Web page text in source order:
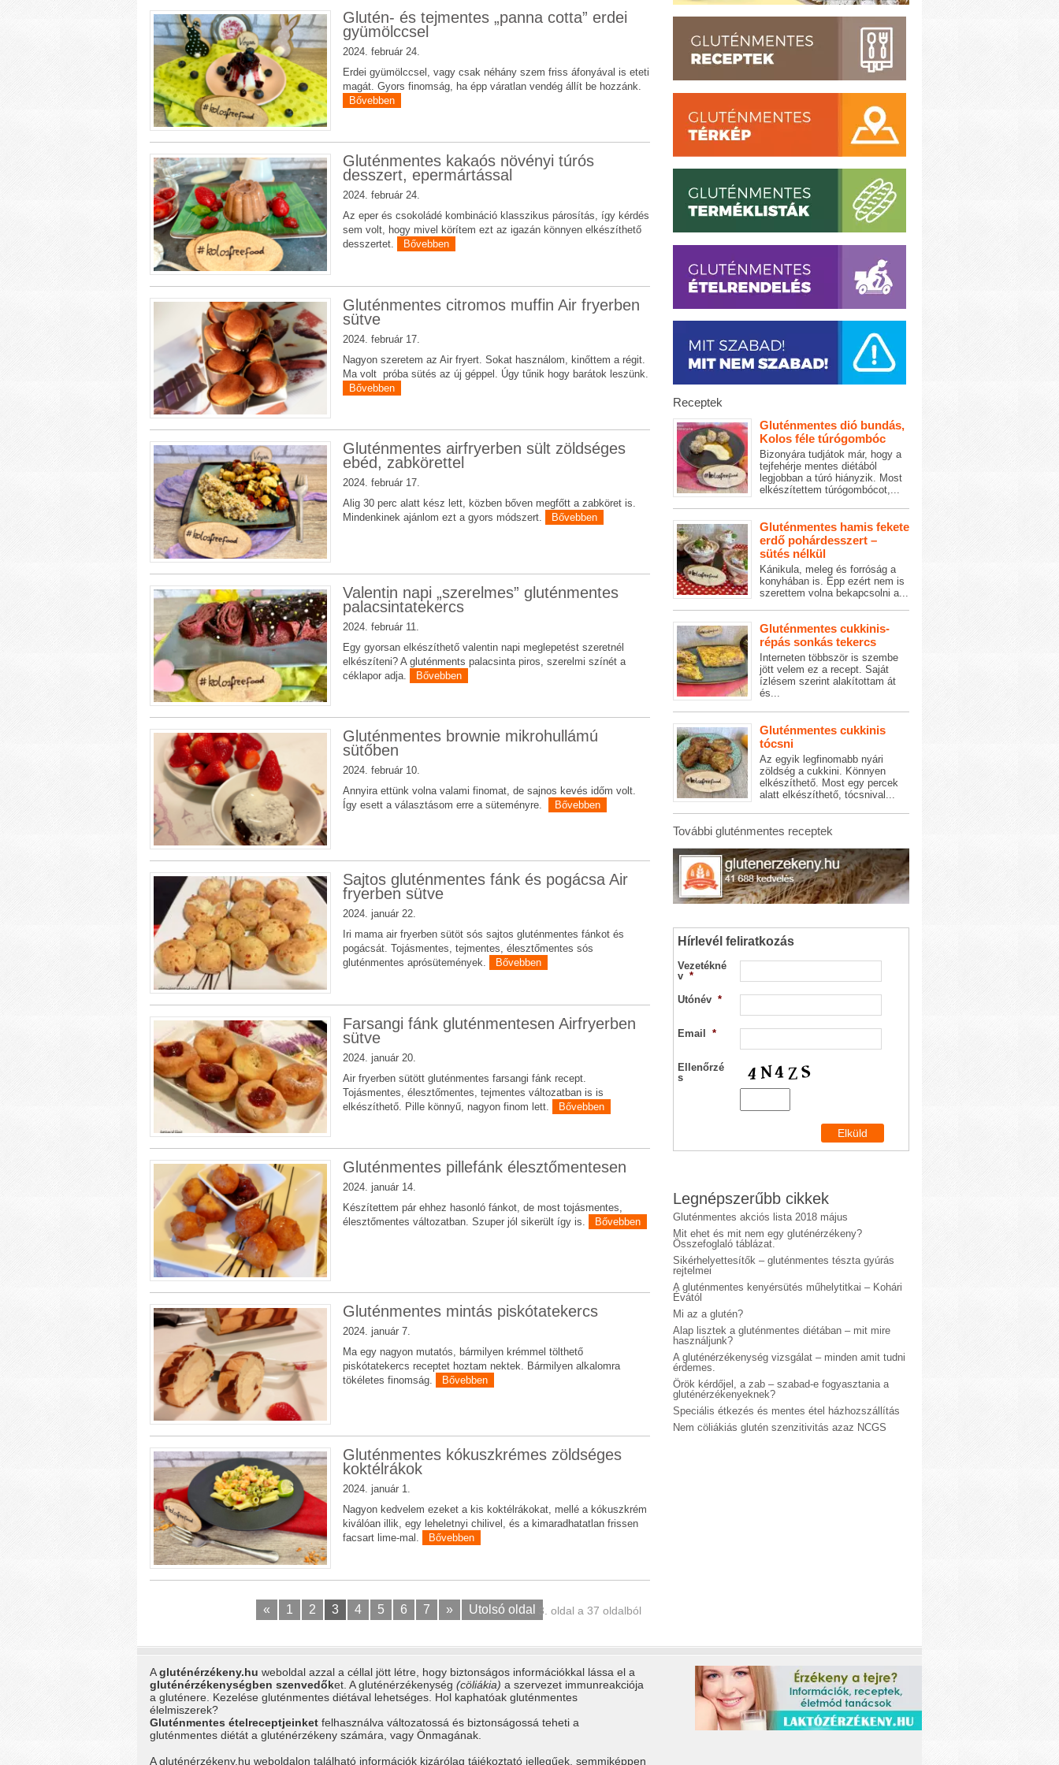
Glutén- és tejmentes „panna cotta” erdei
gyümölccsel
2024. február 24.
Erdei gyümölccsel, vagy csak néhány szem friss áfonyával is eteti
magát. Gyors finomság, ha épp váratlan vendég állít be hozzánk.
Bővebben
Gluténmentes kakaós növényi túrós
desszert, epermártással
2024. február 24.
Az eper és csokoládé kombináció klasszikus párosítás, így kérdés
sem volt, hogy mivel körítem ezt az igazán könnyen elkészíthető
desszertet.
Bővebben
Gluténmentes citromos muffin Air fryerben
sütve
2024. február 17.
Nagyon szeretem az Air fryert. Sokat használom, kinőttem a régit.
Ma volt próba sütés az új géppel. Úgy tűnik hogy barátok leszünk.
Bővebben
Gluténmentes airfryerben sült zöldséges
ebéd, zabkörettel
2024. február 17.
Alig 30 perc alatt kész lett, közben bőven megfőtt a zabköret is.
Mindenkinek ajánlom ezt a gyors módszert.
Bővebben
Valentin napi „szerelmes” gluténmentes
palacsintatekercs
2024. február 11.
Egy gyorsan elkészíthető valentin napi meglepetést szeretnél
elkészíteni? A gluténments palacsinta piros, szerelmi színét a
céklapor adja.
Bővebben
Gluténmentes brownie mikrohullámú
sütőben
2024. február 10.
Annyira ettünk volna valami finomat, de sajnos kevés időm volt.
Így esett a választásom erre a süteményre.
Bővebben
Sajtos gluténmentes fánk és pogácsa Air
fryerben sütve
2024. január 22.
Iri mama air fryerben sütöt sós sajtos gluténmentes fánkot és
pogácsát. Tojásmentes, tejmentes, élesztőmentes sós
gluténmentes aprósütemények.
Bővebben
Farsangi fánk gluténmentesen Airfryerben
sütve
2024. január 20.
Air fryerben sütött gluténmentes farsangi fánk recept.
Tojásmentes, élesztőmentes, tejmentes változatban is is
elkészíthető. Pille könnyű, nagyon finom lett.
Bővebben
Gluténmentes pillefánk élesztőmentesen
2024. január 14.
Készítettem pár ehhez hasonló fánkot, de most tojásmentes,
élesztőmentes változatban. Szuper jól sikerült így is.
Bővebben
Gluténmentes mintás piskótatekercs
2024. január 7.
Ma egy nagyon mutatós, bármilyen krémmel tölthető
piskótatekercs receptet hoztam nektek. Bármilyen alkalomra
tökéletes finomság.
Bővebben
Gluténmentes kókuszkrémes zöldséges
koktélrákok
2024. január 1.
Nagyon kedvelem ezeket a kis koktélrákokat, mellé a kókuszkrém
kiválóan illik, egy leheletnyi chilivel, és a kimaradhatatlan frissen
facsart lime-mal.
Bővebben
3. oldal a 37 oldalból
« 1 2 3 4 5 6 7 » Utolsó oldal
Receptek
Gluténmentes dió bundás,
Kolos féle túrógombóc
Bizonyára tudjátok már, hogy a
tejfehérje mentes diétából
legjobban a túró hiányzik. Most
elkészítettem túrógombócot,...
Gluténmentes hamis fekete
erdő pohárdesszert –
sütés nélkül
Kánikula, meleg és forróság a
konyhában is. Épp ezért nem is
szerettem volna bekapcsolni a...
Gluténmentes cukkinis-
répás sonkás tekercs
Interneten többször is szembe
jött velem ez a recept. Saját
ízlésem szerint alakítottam át
és...
Gluténmentes cukkinis
tócsni
Az egyik legfinomabb nyári
zöldség a cukkini. Könnyen
elkészíthető. Most egy percek
alatt elkészíthető, tócsnival...
További gluténmentes receptek
Hírlevél feliratkozás
Vezetékné
v *
Utónév *
Email *
Ellenőrzé
s
Legnépszerűbb cikkek
Gluténmentes akciós lista 2018 május
Mit ehet és mit nem egy gluténérzékeny?
Összefoglaló táblázat.
Sikérhelyettesítők – gluténmentes tészta gyúrás
rejtelmei
A gluténmentes kenyérsütés műhelytitkai – Kohári
Évától
Mi az a glutén?
Alap lisztek a gluténmentes diétában – mit mire
használjunk?
A gluténérzékenység vizsgálat – minden amit tudni
érdemes.
Örök kérdőjel, a zab – szabad-e fogyasztania a
gluténérzékenyeknek?
Speciális étkezés és mentes étel házhozszállítás
Nem cöliákiás glutén szenzitivitás azaz NCGS
Agluténérzékeny.hu weboldal azzal a céllal jött létre, hogy biztonságos információkkal lássa el a
gluténérzékenységben szenvedőket. A gluténérzékenység (cöliákia) a szervezet immunreakciója
a gluténere. Kezelése gluténmentes diétával lehetséges. Hol kaphatóak gluténmentes
élelmiszerek?
Gluténmentes ételreceptjeinket felhasználva változatossá és biztonságossá teheti a
gluténmentes diétát a gluténérzékeny számára, vagy Önmagának.
A gluténérzékeny.hu weboldalon található információk kizárólag tájékoztató jellegűek, semmiképpen